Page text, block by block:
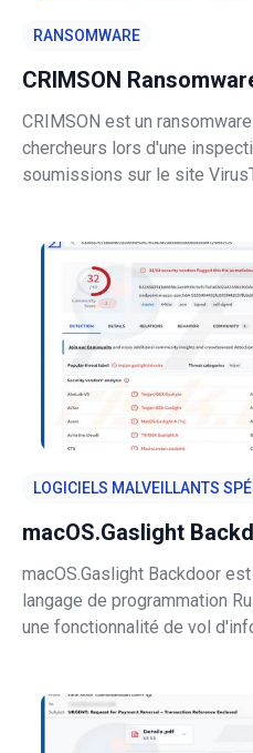
RANSOMWARE
CRIMSON
CRIMSON est un
chercheurs lors d'une
soumissions sur le site
ransomware présente ses
LOGICIELS MALVEILLANTS
macOS.Gaslight
macOS.Gaslight Backdoor
langage de programmation
une fonctionnalité de vol
collectant discr